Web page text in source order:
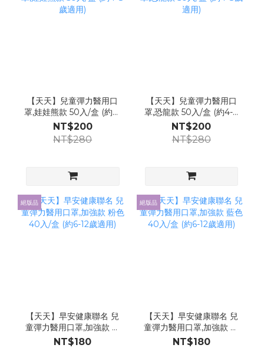
【天天】兒童彈力醫用口
罩,娃娃熊款 50入/盒 (約4-
8歲適用)
NT$200
NT$280
【天天】兒童彈力醫用口
罩,恐龍款 50入/盒 (約4-8
歲適用)
NT$200
NT$280
絕版品
【天天】早安健康聯名 兒
童彈力醫用口罩,加強款 粉
色 40入/盒 (約6-12歲適用)
NT$180
絕版品
【天天】早安健康聯名 兒
童彈力醫用口罩,加強款 藍
色 40入/盒 (約6-12歲適用)
NT$180